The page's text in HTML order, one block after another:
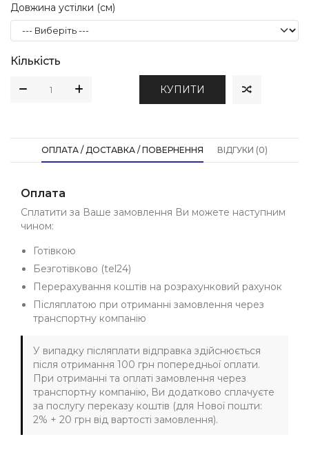
Довжина устілки (см)
Кількість
КУПИТИ
ОПЛАТА / ДОСТАВКА / ПОВЕРНЕННЯ ВІДГУКИ (0)
Оплата
Сплатити за Ваше замовлення Ви можете наступним
чином:
Готівкою
Безготівково (tel24)
Перерахування коштів на розрахунковий рахунок
Післяплатою при отриманні замовлення через
транспортну компанію
У випадку післяплати відправка здійснюється
після отримання 100 грн попередньої оплати.
При отриманні та оплаті замовлення через
транспортну компанію, Ви додатково сплачуєте
за послугу переказу коштів (для Нової пошти:
2% + 20 грн від вартості замовлення).